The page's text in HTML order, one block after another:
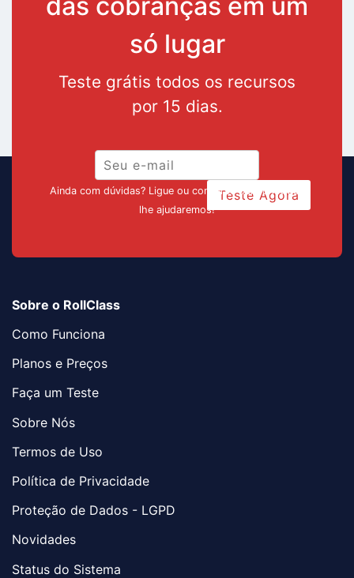
só lugar
Teste grátis todos os recursos
por 15 dias.
Teste Agora
Ainda com dúvidas? Ligue ou converse pelo chat que
lhe ajudaremos!
Sobre o RollClass
Como Funciona
Planos e Preços
Faça um Teste
Sobre Nós
Termos de Uso
Política de Privacidade
Proteção de Dados - LGPD
Novidades
Status do Sistema